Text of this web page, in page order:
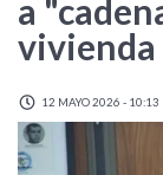
a
vivienda
12 MAYO 2026 - 10:13